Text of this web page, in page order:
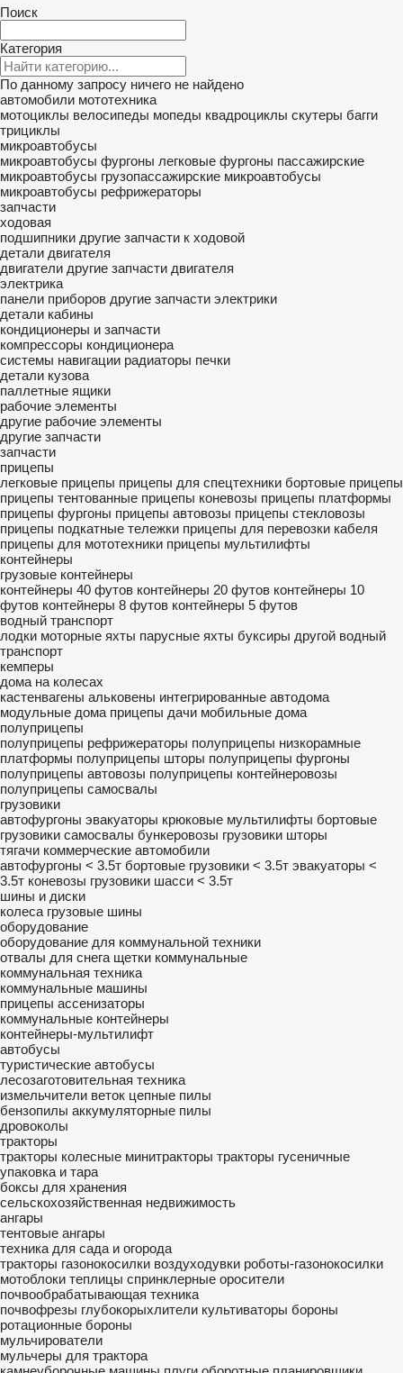
Поиск
Категория
По данному запросу ничего не найдено
автомобили мототехника
мотоциклы велосипеды мопеды квадроциклы скутеры багги
трициклы
микроавтобусы
микроавтобусы фургоны легковые фургоны пассажирские
микроавтобусы грузопассажирские микроавтобусы
микроавтобусы рефрижераторы
запчасти
ходовая
подшипники другие запчасти к ходовой
детали двигателя
двигатели другие запчасти двигателя
электрика
панели приборов другие запчасти электрики
детали кабины
кондиционеры и запчасти
компрессоры кондиционера
системы навигации радиаторы печки
детали кузова
паллетные ящики
рабочие элементы
другие рабочие элементы
другие запчасти
запчасти
прицепы
легковые прицепы прицепы для спецтехники бортовые прицепы
прицепы тентованные прицепы коневозы прицепы платформы
прицепы фургоны прицепы автовозы прицепы стекловозы
прицепы подкатные тележки прицепы для перевозки кабеля
прицепы для мототехники прицепы мультилифты
контейнеры
грузовые контейнеры
контейнеры 40 футов контейнеры 20 футов контейнеры 10
футов контейнеры 8 футов контейнеры 5 футов
водный транспорт
лодки моторные яхты парусные яхты буксиры другой водный
транспорт
кемперы
дома на колесах
кастенвагены альковены интегрированные автодома
модульные дома прицепы дачи мобильные дома
полуприцепы
полуприцепы рефрижераторы полуприцепы низкорамные
платформы полуприцепы шторы полуприцепы фургоны
полуприцепы автовозы полуприцепы контейнеровозы
полуприцепы самосвалы
грузовики
автофургоны эвакуаторы крюковые мультилифты бортовые
грузовики самосвалы бункеровозы грузовики шторы
тягачи коммерческие автомобили
автофургоны < 3.5т бортовые грузовики < 3.5т эвакуаторы <
3.5т коневозы грузовики шасси < 3.5т
шины и диски
колеса грузовые шины
оборудование
оборудование для коммунальной техники
отвалы для снега щетки коммунальные
коммунальная техника
коммунальные машины
прицепы ассенизаторы
коммунальные контейнеры
контейнеры-мультилифт
автобусы
туристические автобусы
лесозаготовительная техника
измельчители веток цепные пилы
бензопилы аккумуляторные пилы
дровоколы
тракторы
тракторы колесные минитракторы тракторы гусеничные
упаковка и тара
боксы для хранения
сельскохозяйственная недвижимость
ангары
тентовые ангары
техника для сада и огорода
тракторы газонокосилки воздуходувки роботы-газонокосилки
мотоблоки теплицы спринклерные оросители
почвообрабатывающая техника
почвофрезы глубокорыхлители культиваторы бороны
ротационные бороны
мульчирователи
мульчеры для трактора